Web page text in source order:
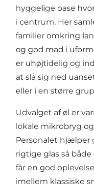
hyggelige oase
i centrum. Her
familier omkring
og god mad i
er uhøjtidelig og
at slå sig ned
eller i en større
Udvalget af øl er
lokale mikrobryg
Personalet hjælper
rigtige glas så
får en god
imellem klassiske